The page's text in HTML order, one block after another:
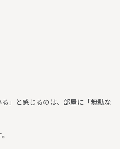
」と感じるのは、部屋に「無駄な